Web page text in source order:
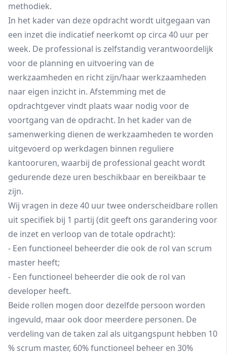
methodiek.
In het kader van deze opdracht wordt uitgegaan van
een inzet die indicatief neerkomt op circa 40 uur per
week. De professional is zelfstandig verantwoordelijk
voor de planning en uitvoering van de
werkzaamheden en richt zijn/haar werkzaamheden
naar eigen inzicht in. Afstemming met de
opdrachtgever vindt plaats waar nodig voor de
voortgang van de opdracht. In het kader van de
samenwerking dienen de werkzaamheden te worden
uitgevoerd op werkdagen binnen reguliere
kantooruren, waarbij de professional geacht wordt
gedurende deze uren beschikbaar en bereikbaar te
zijn.
Wij vragen in deze 40 uur twee onderscheidbare rollen
uit specifiek bij 1 partij (dit geeft ons garandering voor
de inzet en verloop van de totale opdracht):
- Een functioneel beheerder die ook de rol van scrum
master heeft;
- Een functioneel beheerder die ook de rol van
developer heeft.
Beide rollen mogen door dezelfde persoon worden
ingevuld, maar ook door meerdere personen. De
verdeling van de taken zal als uitgangspunt hebben 10
% scrum master, 60% functioneel beheer en 30%